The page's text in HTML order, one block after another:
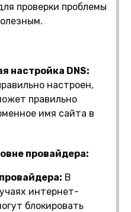
проверки проблемы
настройка DNS:
настроен,
правильно
имя сайта в
провайдера:
В
интернет-
блокировать